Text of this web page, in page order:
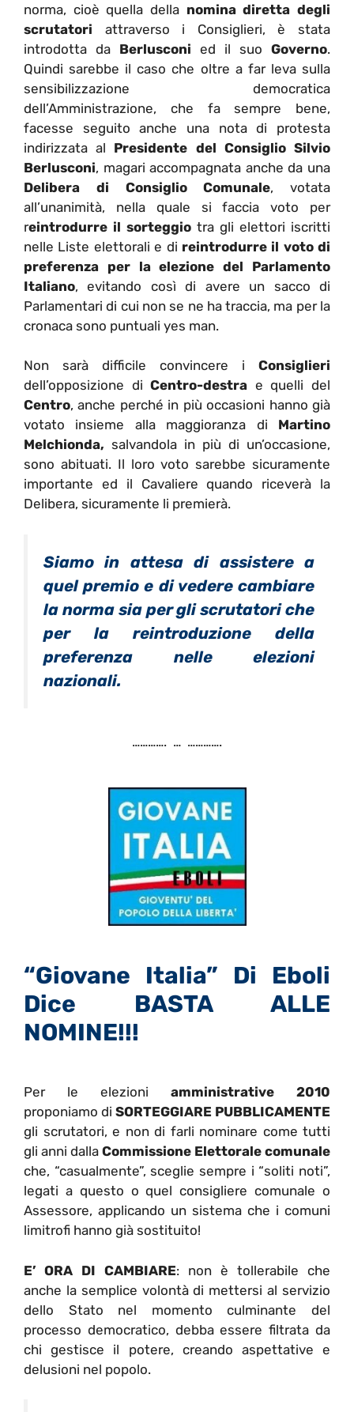
norma, cioè quella della nomina diretta degli
scrutatori attraverso i Consiglieri, è stata
introdotta da Berlusconi ed il suo Governo.
Quindi sarebbe il caso che oltre a far leva sulla
sensibilizzazione democratica
dell’Amministrazione, che fa sempre bene,
facesse seguito anche una nota di protesta
indirizzata al Presidente del Consiglio Silvio
Berlusconi, magari accompagnata anche da una
Delibera di Consiglio Comunale, votata
all’unanimità, nella quale si faccia voto per
reintrodurre il sorteggio tra gli elettori iscritti
nelle Liste elettorali e di reintrodurre il voto di
preferenza per la elezione del Parlamento
Italiano, evitando così di avere un sacco di
Parlamentari di cui non se ne ha traccia, ma per la
cronaca sono puntuali yes man.
Non sarà difficile convincere i Consiglieri
dell’opposizione di Centro-destra e quelli del
Centro, anche perché in più occasioni hanno già
votato insieme alla maggioranza di Martino
Melchionda, salvandola in più di un’occasione,
sono abituati. Il loro voto sarebbe sicuramente
importante ed il Cavaliere quando riceverà la
Delibera, sicuramente li premierà.
Siamo in attesa di assistere a
quel premio e di vedere cambiare
la norma sia per gli scrutatori che
per la reintroduzione della
preferenza nelle elezioni
nazionali.
…………. … ………….
“Giovane Italia” Di Eboli
Dice BASTA ALLE
NOMINE!!!
Per le elezioni amministrative 2010
proponiamo di SORTEGGIARE PUBBLICAMENTE
gli scrutatori, e non di farli nominare come tutti
gli anni dalla Commissione Elettorale comunale
che, “casualmente”, sceglie sempre i “soliti noti”,
legati a questo o quel consigliere comunale o
Assessore, applicando un sistema che i comuni
limitrofi hanno già sostituito!
E’ ORA DI CAMBIARE: non è tollerabile che
anche la semplice volontà di mettersi al servizio
dello Stato nel momento culminante del
processo democratico, debba essere filtrata da
chi gestisce il potere, creando aspettative e
delusioni nel popolo.